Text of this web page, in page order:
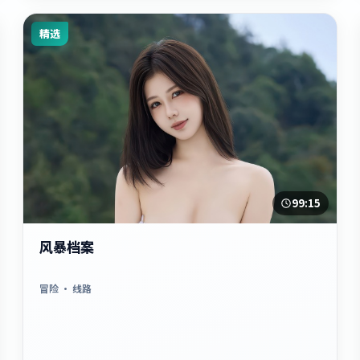
精选
99:15
风暴档案
冒险· 线路